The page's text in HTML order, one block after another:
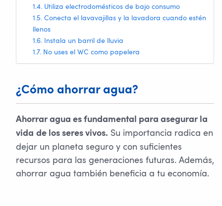
Utiliza electrodomésticos de bajo consumo
Conecta el lavavajillas y la lavadora cuando estén
llenos
Instala un barril de lluvia
No uses el WC como papelera
¿Cómo ahorrar agua?
Ahorrar agua es fundamental para asegurar la
vida de los seres vivos. Su importancia radica en
dejar un planeta seguro y con suficientes
recursos para las generaciones futuras. Además,
ahorrar agua también beneficia a tu economía.